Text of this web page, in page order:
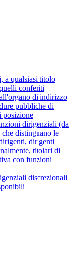
a qualsiasi titolo
conferiti
di indirizzo
pubbliche di
posizione
dirigenziali (da
distinguano le
dirigenti
titolari di
con funzioni
discrezionali